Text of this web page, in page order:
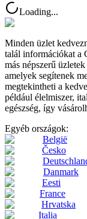
Loading...
Minden üzlet
talál információkat
más népszerű
amelyek segítenek
megtekintheti a
például élelmiszer,
egészség, így
Egyéb országok:
België
Česko
Danmark
Eesti
France
Hrvatska
Italia